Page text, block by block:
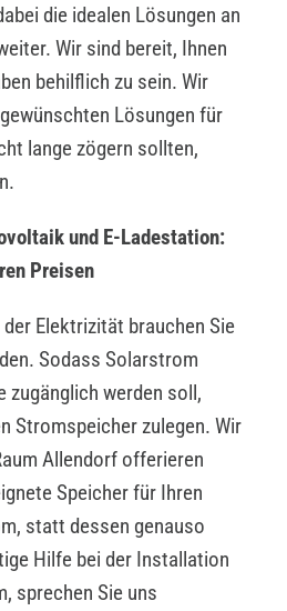
die idealen Lösungen an
Wir sind bereit, Ihnen
behilflich zu sein. Wir
Lösungen für
lange zögern sollten,
und E-Ladestation:
Preisen
Elektrizität brauchen Sie
Sodass Solarstrom
zugänglich werden soll,
Stromspeicher zulegen. Wir
Allendorf offerieren
Speicher für Ihren
statt dessen genauso
Hilfe bei der Installation
sprechen Sie uns